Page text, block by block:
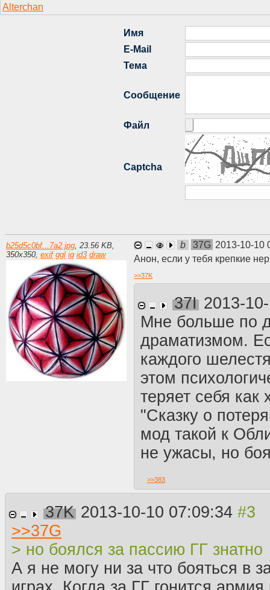
b25d5c0bf...7a2.jpg, 23.56 KB,
350x350, exif ggl iq id3 draw
b 37G 2013-10-10
Анон, если у тебя крепкие
>>37K
37I 2013-
Мне больше по
драматизмом.
каждого
этом
теряет себя как
"Сказку о
мод такой к
не ужасы, но
>>383
37K 2013-10-10 07:09:34
>>37G
> но боялся за пассию ГГ знатно
А я не могу ни за что бояться в